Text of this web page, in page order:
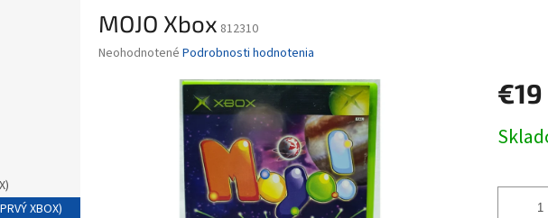
XBOX)
MOJO Xbox 812310
Priemerné
Neohodnotené Podrobnosti hodnotenia
€19
cena: